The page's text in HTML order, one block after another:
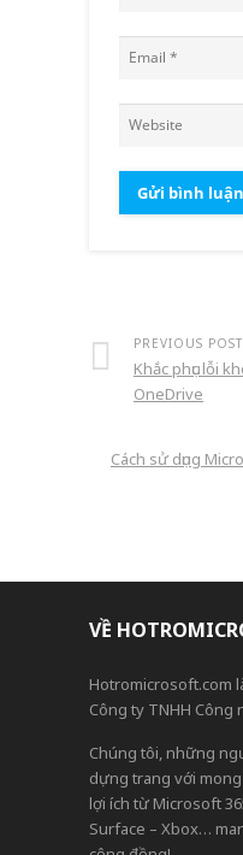
PREVIOUS POST
Khắc phục lỗi
OneDrive
Cách sử dụng
VỀ
Hotromicrosoft.com
Công ty TNHH Công
Chúng tôi, những
dựng trang với
lợi ích từ Microsoft
Surface – Xbox…